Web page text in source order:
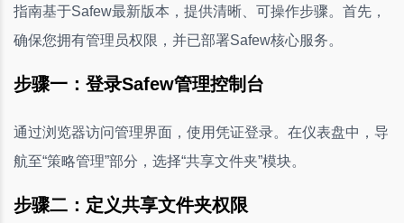
指南基于Safew最新版本，提供清晰、可操作步骤。首先，
确保您拥有管理员权限，并已部署Safew核心服务。
步骤一：登录Safew管理控制台
通过浏览器访问管理界面，使用凭证登录。在仪表盘中，导
航至“策略管理”部分，选择“共享文件夹”模块。
步骤二：定义共享文件夹权限